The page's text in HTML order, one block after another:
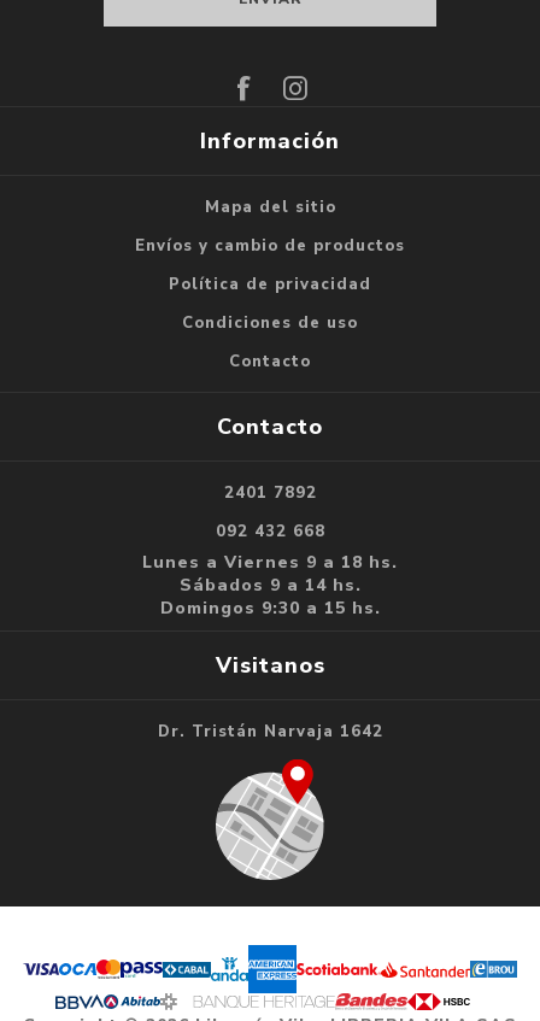
Información
Mapa del sitio
Envíos y cambio de productos
Política de privacidad
Condiciones de uso
Contacto
Contacto
2401 7892
092 432 668
Lunes a Viernes 9 a 18 hs.
Sábados 9 a 14 hs.
Domingos 9:30 a 15 hs.
Visitanos
Dr. Tristán Narvaja 1642